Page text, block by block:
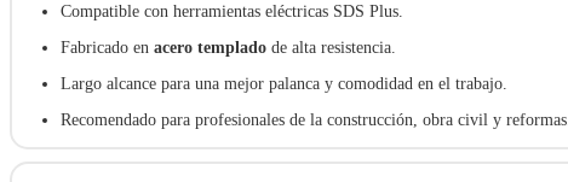
Compatible con herramientas eléctricas SDS Plus.
Fabricado en acero templado de alta resistencia.
Largo alcance para una mejor palanca y comodidad en el trabajo.
Recomendado para profesionales de la construcción, obra civil y reformas.